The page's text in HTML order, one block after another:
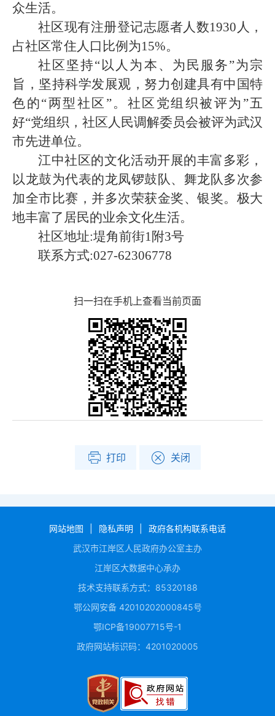
众生活。
社区现有注册登记志愿者人数1930 人，
占社区常住人口比例为15%。
社区坚持“以人为本、为民服务”为宗
旨，坚持科学发展观，努力创建具有中国特
色的“两型社区”。社区党组织被评为”五
好“党组织，社区人民调解委员会被评为武汉
市先进单位。
江中社区的文化活动开展的丰富多彩，
以龙鼓为代表的龙凤锣鼓队、舞龙队多次参
加全市比赛，并多次荣获金奖、银奖。极大
地丰富了居民的业余文化生活。
社区地址:堤角前街1附3号
联系方式:027-62306778
扫一扫在手机上查看当前页面
打印 关闭
网站地图 隐私声明
政府各机构联系电话
武汉市江岸区人民政府办公室主办
江岸区大数据中心承办
技术支持联系方式：85320188
鄂公网安备 42010202000845号
鄂ICP备19007715号-1
政府网站标识码：4201020005